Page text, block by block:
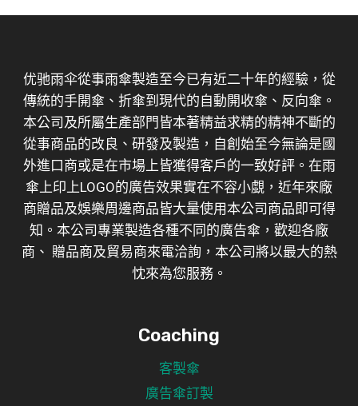
优驰雨伞從事雨傘製造至今已有近二十年的經驗，從
傳統的手開傘、折傘到現代的自動開收傘、反向傘。
本公司及所屬生產部門皆本著精益求精的精神不斷的
從事商品的改良、研發及製造，自創始至今無論是國
外進口商或是在市場上皆獲得客戶的一致好評。在雨
傘上印上LOGO的廣告效果實在不容小覷，近年來廠
商贈品及娛樂周邊商品皆大量使用本公司商品即可得
知。本公司專業製造各種不同的廣告傘，歡迎各廠
商、 贈品商及貿易商來電洽詢，本公司將以最大的熱
忱來為您服務。
Coaching
客製傘
廣告傘訂製